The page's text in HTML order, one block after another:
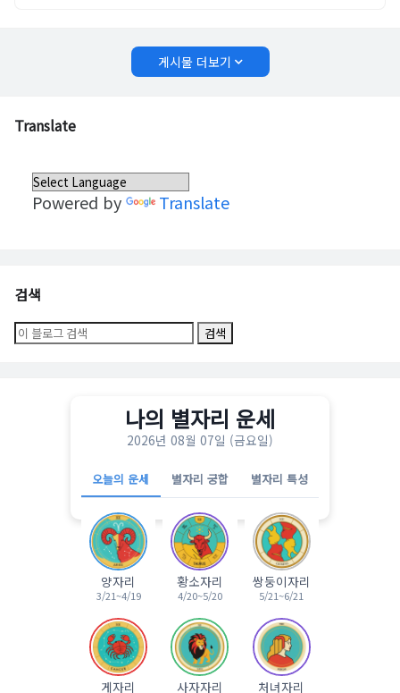
게시물 더보기
Translate
Powered by Translate
검색
나의 별자리 운세
2026년 08월 07일 (금요일)
오늘의 운세 별자리 궁합 별자리 특성
양자리
3/21~4/19
황소자리
4/20~5/20
쌍둥이자리
5/21~6/21
게자리 사자자리 처녀자리